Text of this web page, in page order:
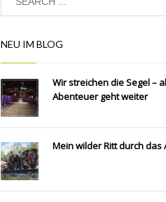
NEU IM BLOG
Wir streichen die Segel –
Abenteuer geht weiter
Mein wilder Ritt durch